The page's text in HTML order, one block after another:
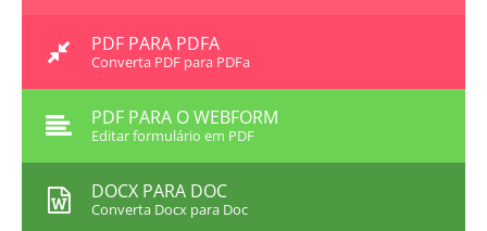
PDF PARA PDFA
Converta PDF para PDFa
PDF PARA O WEBFORM
Editar formulário em PDF
DOCX PARA DOC
Converta Docx para Doc